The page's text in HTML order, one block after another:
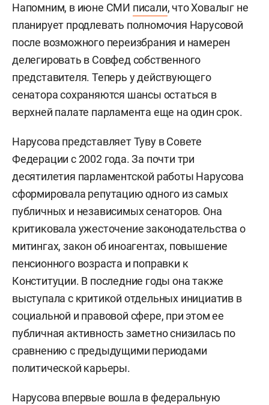
Напомним, в июне СМИ писали, что Ховалыг не
планирует продлевать полномочия Нарусовой
после возможного переизбрания и намерен
делегировать в Совфед собственного
представителя. Теперь у действующего
сенатора сохраняются шансы остаться в
верхней палате парламента еще на один срок.
Нарусова представляет Туву в Совете
Федерации с 2002 года. За почти три
десятилетия парламентской работы Нарусова
сформировала репутацию одного из самых
публичных и независимых сенаторов. Она
критиковала ужесточение законодательства о
митингах, закон об иноагентах, повышение
пенсионного возраста и поправки к
Конституции. В последние годы она также
выступала с критикой отдельных инициатив в
социальной и правовой сфере, при этом ее
публичная активность заметно снизилась по
сравнению с предыдущими периодами
политической карьеры.
Нарусова впервые вошла в федеральную